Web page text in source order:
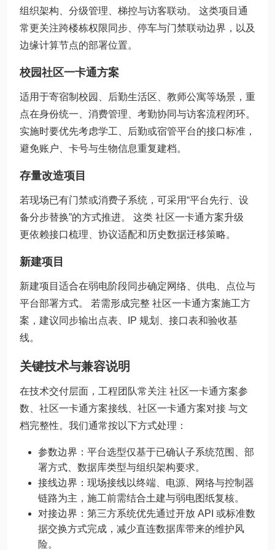
组织架构、分级管理、梯控与访客联动。 这类项目通
常更关注跨楼栋权限同步、停车与门禁联动边界，以及
边缘计算节点的部署位置。
校园社区一卡通方案
适用于寄宿制校园、后勤生活区、教师公寓等场景，重
点在身份统一、消费管理、考勤协同与访客流程闭环。
实施时要优先考虑学工、后勤或宿管平台的接口标准，
避免账户、卡号与生物信息重复建档。
存量改造项目
若现场已有门禁或消费子系统，可采用“平台先行、设
备分步替换”的方式推进。 这类 社区一卡通方案升级
更依赖接口梳理、协议适配和历史数据迁移策略。
新建项目
新建项目适合在弱电阶段同步确定网络、供电、点位与
平台部署方式。 若需形成完整 社区一卡通方案施工方
案，建议同步输出点表、IP 规划、接口表和验收基
线。
关键技术与兼容说明
在技术交付层面，工程团队常关注 社区一卡通方案参
数、社区一卡通方案接线、社区一卡通方案对接 与文
档完整性。我们通常按以下方式处理：
参数边界：平台选型仅基于已确认子系统范围、部
署方式、数据库类型与组织架构要求。
接线边界：现场接线以终端、电源、网络与控制器
链路为主，施工前需结合土建与弱电图纸复核。
对接边界：第三方系统优先通过开放 API 或标准数
据交换方式完成，减少直连数据库带来的维护风
险。